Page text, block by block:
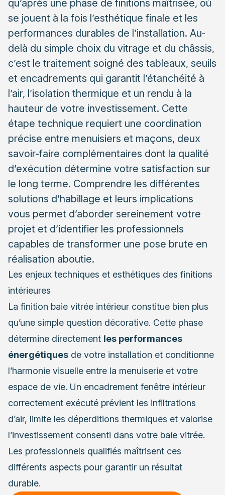
qu’après une phase de finitions maîtrisée, où
se jouent à la fois l’esthétique finale et les
performances durables de l’installation. Au-
delà du simple choix du vitrage et du châssis,
c’est le traitement soigné des tableaux, seuils
et encadrements qui garantit l’étanchéité à
l’air, l’isolation thermique et un rendu à la
hauteur de votre investissement. Cette
étape technique requiert une coordination
précise entre menuisiers et maçons, deux
savoir-faire complémentaires dont la qualité
d’exécution détermine votre satisfaction sur
le long terme. Comprendre les différentes
solutions d’habillage et leurs implications
vous permet d’aborder sereinement votre
projet et d’identifier les professionnels
capables de transformer une pose brute en
réalisation aboutie.
Les enjeux techniques et esthétiques des finitions
intérieures
La finition baie vitrée intérieur constitue bien plus
qu’une simple question décorative. Cette phase
détermine directement les performances
énergétiques de votre installation et conditionne
l’harmonie visuelle entre la menuiserie et votre
espace de vie. Un encadrement fenêtre intérieur
correctement exécuté prévient les infiltrations
d’air, limite les déperditions thermiques et valorise
l’investissement consenti dans votre baie vitrée.
Les professionnels qualifiés maîtrisent ces
différents aspects pour garantir un résultat
durable.
Les solutions pour volets roulants intégrés
Les erreurs courantes à éviter en finitions de baie
Les points de vigilance lors du choix d’un
professionnel
Les bonnes pratiques pour préparer votre projet